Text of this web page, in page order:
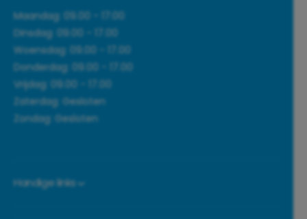
Maandag: 09.00 - 17:00
Dinsdag: 09.00 - 17.00
Woensdag: 09.00 - 17.00
Donderdag: 09.00 - 17.00
Vrijdag: 09.00 - 17.00
Zaterdag: Gesloten
Zondag: Gesloten
Handige links